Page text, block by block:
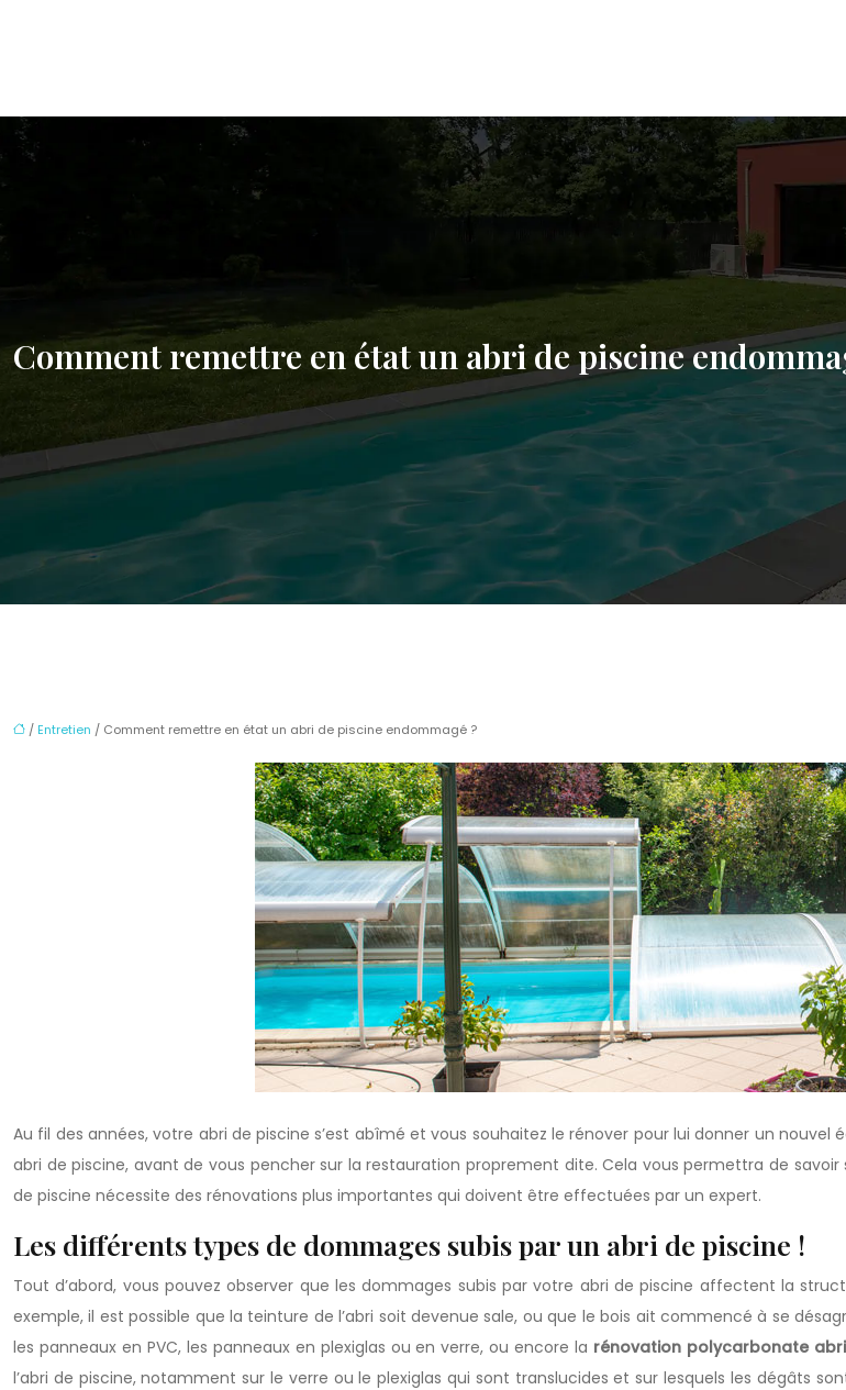
Comment remettre en état un abri de piscine
/ Entretien / Comment remettre en état un abri de piscine endommagé ?
Au fil des années, votre abri de piscine s’est abîmé et vous souhaitez le rénover pour lui donner un
abri de piscine, avant de vous pencher sur la restauration proprement dite. Cela vous permettra de
de piscine nécessite des rénovations plus importantes qui doivent être effectuées par un expert.
Les différents types de dommages subis par un abri de piscine !
Tout d’abord, vous pouvez observer que les dommages subis par votre abri de piscine affectent la
exemple, il est possible que la teinture de l’abri soit devenue sale, ou que le bois ait commencé à se
les panneaux en PVC, les panneaux en plexiglas ou en verre, ou encore la rénovation polycarbonate
l’abri de piscine, notamment sur le verre ou le plexiglas qui sont translucides et sur lesquels les dégâts